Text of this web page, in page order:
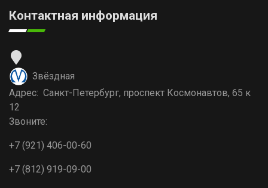
Контактная информация
Звёздная
Адрес: Санкт-Петербург, проспект Космонавтов, 65 к
12
Звоните:
+7 (921) 406-00-60
+7 (812) 919-09-00